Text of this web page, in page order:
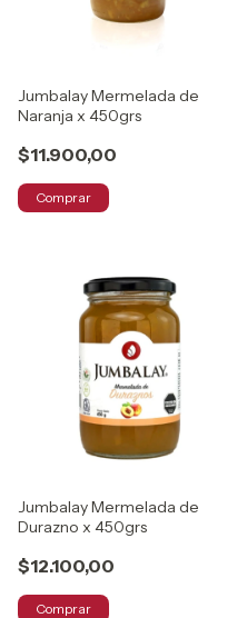
Jumbalay Mermelada de
Naranja x 450grs
$11.900,00
Comprar
Jumbalay Mermelada de
Durazno x 450grs
$12.100,00
Comprar